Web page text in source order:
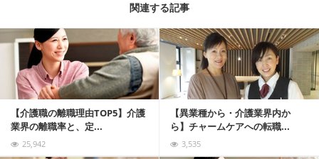
関連する記事
【介護職の離職理由TOP5】介護
業界の離職率と、定...
25,942
【異業種から・介護業界内か
ら】チャームケアへの転職...
3,535
記事を読む